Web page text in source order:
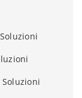
Soluzioni
Soluzioni